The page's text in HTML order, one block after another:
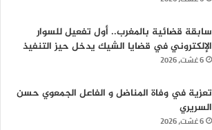
سابقة قضائية بالمغرب.. أول تفعيل للسوار
الإلكتروني في قضايا الشيك يدخل حيز التنفيذ
6 غشت، 2026
تعزية في وفاة المناضل و الفاعل الجمعوي حسن
السريري
6 غشت، 2026